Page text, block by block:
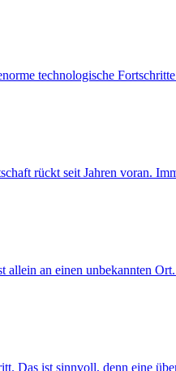
technologische
rückt seit Jahren voran.
an einen unbekannten
Das ist sinnvoll, denn eine